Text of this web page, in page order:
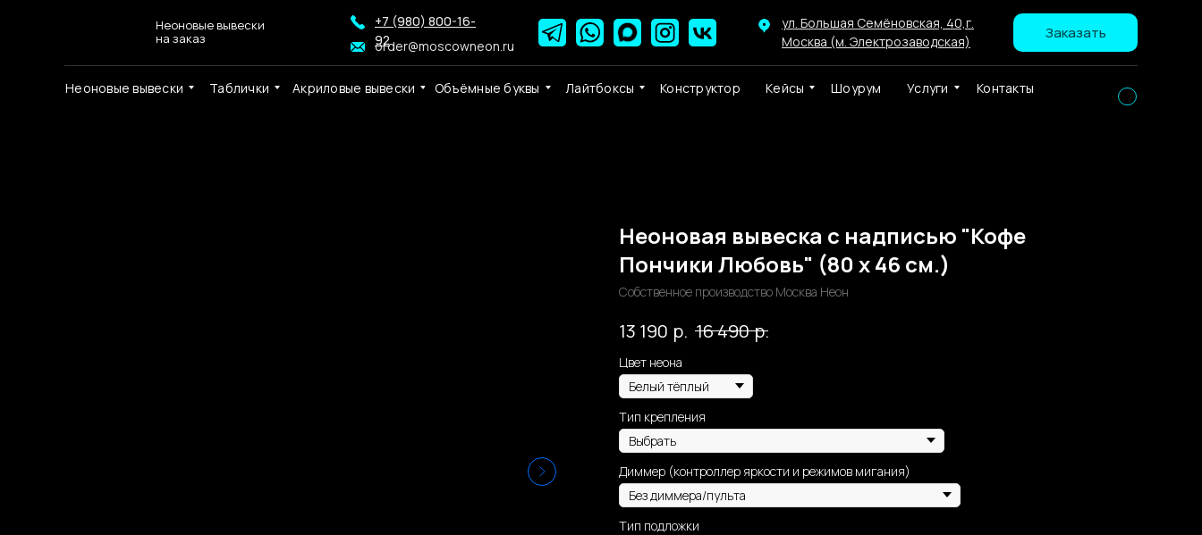
Таблички Акриловые вывески Лайтбоксы Конструктор Кейсы Услуги
Объёмные буквы
Заказать
ул. Большая Семёновская, 40,г.
Москва (м. Электрозаводская)
+7 (980) 800-16-
92
order@moscowneon.ru
Неоновые вывески
на заказ
Контакты
Неоновые вывески Шоурум
Неоновая вывеска с надписью "Кофе
Пончики Любовь" (80 х 46 см.)
Собственное производство Москва Неон
13 190 р. 16 490 р.
Цвет неона
Тип крепления
Диммер (контроллер яркости и режимов мигания)
Тип подложки